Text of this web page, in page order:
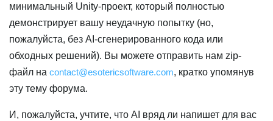
минимальный Unity-проект, который полностью
демонстрирует вашу неудачную попытку (но,
пожалуйста, без AI-сгенерированного кода или
обходных решений). Вы можете отправить нам zip-
файл на contact@esotericsoftware.com, кратко упомянув
эту тему форума.
И, пожалуйста, учтите, что AI вряд ли напишет для вас